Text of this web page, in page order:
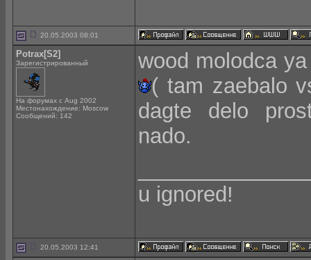
20.05.2003 08:01
Potrax[S2]
Зарегистрированный
На форумах с Aug 2002
Местонахождение: Moscow
Сообщений: 142
wood molodca
( tam zaebalo
dagte delo
nado.
u ignored!
20.05.2003 12:41